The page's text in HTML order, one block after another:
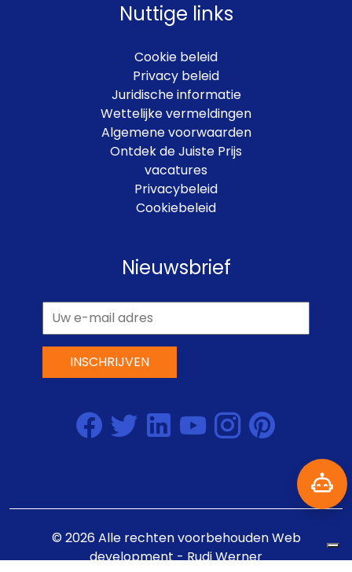
Nuttige links
Cookie beleid
Privacy beleid
Juridische informatie
Wettelijke vermeldingen
Algemene voorwaarden
Ontdek de Juiste Prijs
vacatures
Privacybeleid
Cookiebeleid
Nieuwsbrief
INSCHRIJVEN
© 2026Alle rechten voorbehoudenWeb
development - Rudi Werner